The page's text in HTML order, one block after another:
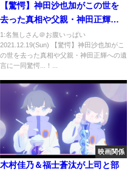
【驚愕】神田沙也加がこの世を
去った真相や父親・神田正輝へ
の遺言に一同驚愕...！！松田聖子
譲りの天才的歌唱力で人気絶頂
中だった神田沙也加の元夫・村
すぎた...！！
1:名無しさん＠お腹いっぱい
2021.12.19(Sun) 【驚愕】神田沙也加がこ
の世を去った真相や父親・神田正輝への遺
言に一同驚愕...！...
映画関係
木村佳乃＆福士蒼汰が上司と部